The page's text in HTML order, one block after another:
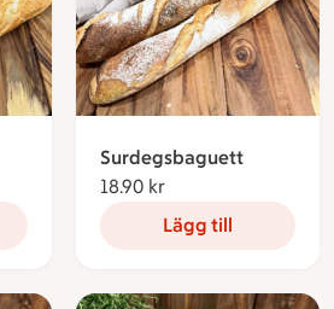
Surdegsbaguett
18.90 kr
Lägg till